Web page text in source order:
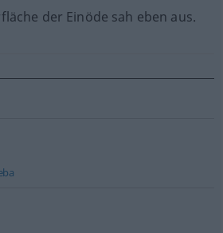
der Einöde sah eben aus.